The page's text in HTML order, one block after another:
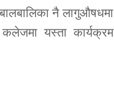
नै लागुऔषधमा
यस्ता कार्यक्रम